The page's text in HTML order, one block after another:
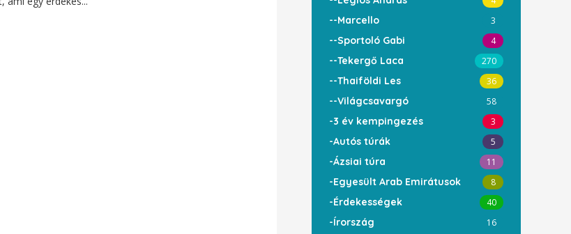
--Marcello 3
--Sportoló Gabi 4
--Tekergő Laca 270
--Thaiföldi Les 36
--Világcsavargó 58
-3 év kempingezés 3
-Autós túrák 5
-Ázsiai túra 11
-Egyesült Arab Emirátusok 8
-Érdekességek 40
-Írország 16